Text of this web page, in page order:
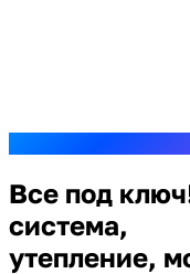
Все под
система,
утепление,